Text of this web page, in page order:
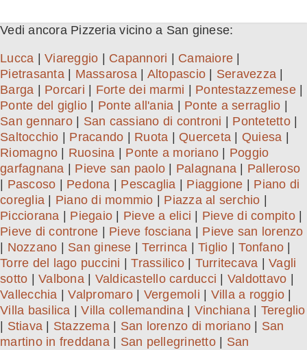
Vedi ancora Pizzeria vicino a San ginese:
Lucca Viareggio Capannori Camaiore
Pietrasanta| Massarosa| Altopascio Seravezza
Barga
Porcari Forte dei marmi Pontestazzemese|
Ponte del giglio
Ponte all'ania Ponte a serraglio
San gennaro| San cassiano di controni Pontetetto|
Saltocchio
Pracando Ruota Querceta Quiesa
Riomagno
Ruosina Ponte a moriano
Poggio
garfagnana
Pieve san paolo Palagnana
Palleroso
Pascoso Pedona Pescaglia Piaggione
Piano di
coreglia
Piano di mommio Piazza al serchio
Picciorana
Piegaio Pieve a elici Pieve di compito|
Pieve di controne
Pieve fosciana
Pieve san lorenzo
Nozzano San ginese |Terrinca Tiglio |Tonfano
Torre del lago puccini |Trassilico| Turritecava
Vagli
sotto
Valbona| Valdicastello carducci Valdottavo
Vallecchia |Valpromaro| Vergemoli Villa a roggio
Villa basilica |Villa collemandina| Vinchiana| Tereglio
Stiava Stazzema| San lorenzo di moriano
San
martino in freddana| San pellegrinetto| San